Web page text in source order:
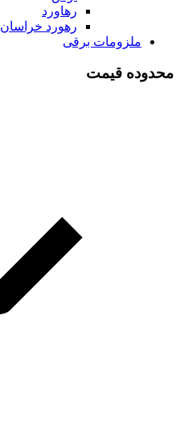
رهاورد
رهورد خراسان
ملزومات برقی
محدوده قیمت